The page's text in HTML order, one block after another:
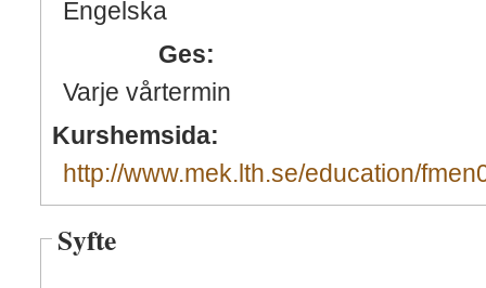
Engelska
Ges:
Varje vårtermin
Kurshemsida:
http://www.mek.lth.se/education/
Syfte